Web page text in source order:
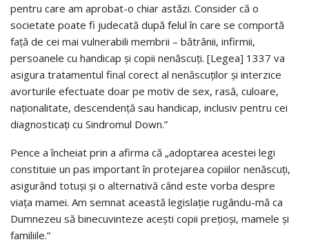
pentru care am aprobat-o chiar astăzi. Consider că o
societate poate fi judecată după felul în care se comportă
față de cei mai vulnerabili membrii – bătrânii, infirmii,
persoanele cu handicap și copii nenăscuți. [Legea] 1337 va
asigura tratamentul final corect al nenăscuților și interzice
avorturile efectuate doar pe motiv de sex, rasă, culoare,
naționalitate, descendență sau handicap, inclusiv pentru cei
diagnosticați cu Sindromul Down.”
Pence a încheiat prin a afirma că „adoptarea acestei legi
constituie un pas important în protejarea copiilor nenăscuți,
asigurând totuși și o alternativă când este vorba despre
viața mamei. Am semnat această legislație rugându-mă ca
Dumnezeu să binecuvinteze acești copii prețioși, mamele și
familiile.”